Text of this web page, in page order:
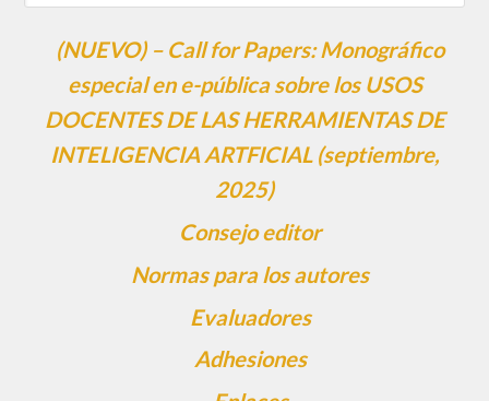
(NUEVO) – Call for Papers: Monográfico
especial en e-pública sobre los USOS
DOCENTES DE LAS HERRAMIENTAS DE
INTELIGENCIA ARTFICIAL (septiembre,
2025)
Consejo editor
Normas para los autores
Evaluadores
Adhesiones